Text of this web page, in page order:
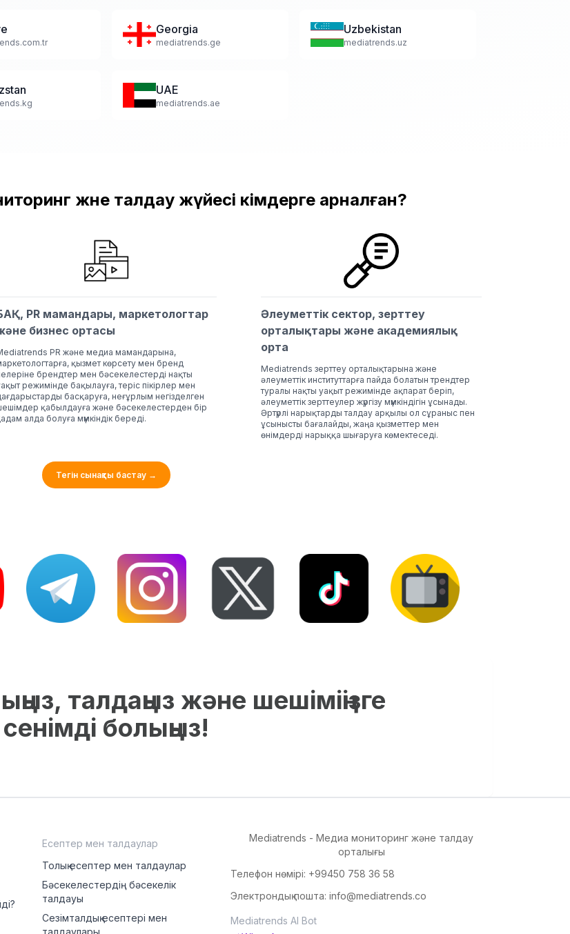
Georgia
mediatrends.ge
Uzbekistan
mediatrends.uz
UAE
mediatrends.ae
және талдау жүйесі кімдерге арналған?
PR мамандары, маркетологтар
бизнес ортасы
PR және медиа мамандарына,
қызмет көрсету мен бренд
брендтер мен бәсекелестерді нақты
режимінде бақылауға, теріс пікірлер мен
басқаруға, неғұрлым негізделген
қабылдауға және бәсекелестерден бір
алда болуға мүмкіндік береді.
Әлеуметтік сектор, зерттеу
орталықтары және академиялық
орта
Mediatrends зерттеу орталықтарына және
әлеуметтік институттарға пайда болатын трендтер
туралы нақты уақыт режимінде ақпарат беріп,
әлеуметтік зерттеулер жүргізу мүмкіндігін ұсынады.
Әртүрлі нарықтарды талдау арқылы ол сұраныс пен
ұсынысты бағалайды, жаңа қызметтер мен
өнімдерді нарыққа шығаруға көмектеседі.
Тегін сынақты бастау →
талдаңыз және шешіміңізге
сенімді болыңыз!
Есептер мен талдаулар
Толық есептер мен талдаулар
Бәсекелестердің бәсекелік
талдауы
Сезімталдық есептері мен
талдаулары
Mediatrends - Медиа мониторинг және талдау
орталығы
Телефон нөмірі: +99450 758 36 58
Электрондық пошта: info@mediatrends.co
Mediatrends AI Bot